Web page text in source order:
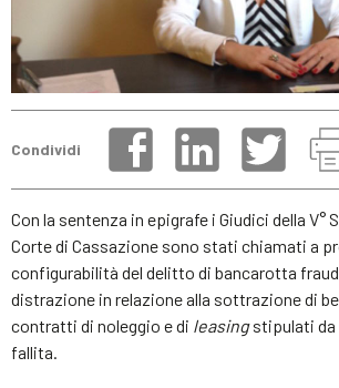
Condividi
Con la sentenza in epigrafe i Giudici della V°
Corte di Cassazione sono stati chiamati a
configurabilità del delitto di bancarotta
distrazione in relazione alla sottrazione di
contratti di noleggio e di leasingstipulati da
fallita.